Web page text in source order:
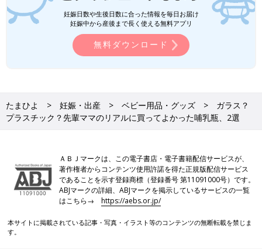
妊娠日数や生後日数に合った情報を毎日お届け
妊娠中から産後まで長く使える無料アプリ
無料ダウンロード
たまひよ 妊娠・出産 ベビー用品・グッズ
ガラス？
プラスチック？先輩ママのリアルに買ってよかった哺乳瓶、2選
ＡＢＪマークは、この電子書店・電子書籍配信サービスが、
著作権者からコンテンツ使用許諾を得た正規版配信サービス
であることを示す登録商標（登録番号 第11091000号）です。
ABJマークの詳細、ABJマークを掲示しているサービスの一覧
はこちら→https://aebs.or.jp/
本サイトに掲載されている記事・写真・イラスト等のコンテンツの無断転載を禁じま
す。